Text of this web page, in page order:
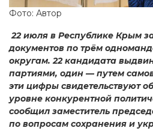
Фото: Автор
22 июля в Республике Крым
документов по трём
округам. 22 кандидата
партиями, один — путем
эти цифры свидетельствуют
уровне конкурентной
сообщил заместитель
по вопросам сохранения и